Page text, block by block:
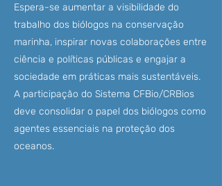
Espera-se aumentar a visibilidade do
trabalho dos biólogos na conservação
marinha, inspirar novas colaborações entre
ciência e políticas públicas e engajar a
sociedade em práticas mais sustentáveis.
A participação do Sistema CFBio/CRBios
deve consolidar o papel dos biólogos como
agentes essenciais na proteção dos
oceanos.